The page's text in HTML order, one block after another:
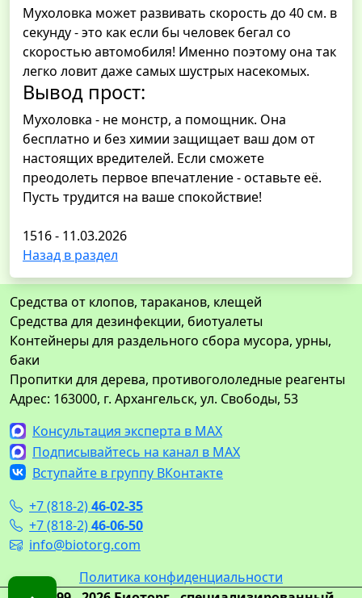
Мухоловка может развивать скорость до 40 см. в
секунду - это как если бы человек бегал со
скоростью автомобиля! Именно поэтому она так
легко ловит даже самых шустрых насекомых.
Вывод прост:
Мухоловка - не монстр, а помощник. Она
бесплатно и без химии защищает ваш дом от
настоящих вредителей. Если сможете
преодолеть первое впечатление - оставьте её.
Пусть трудится на ваше спокойствие!
1516 - 11.03.2026
Назад в раздел
Средства от клопов, тараканов, клещей
Средства для дезинфекции, биотуалеты
Контейнеры для раздельного сбора мусора, урны,
баки
Пропитки для дерева, противогололедные реагенты
Адрес: 163000, г. Архангельск, ул. Свободы, 53
Консультация эксперта в MAX
Подписывайтесь на канал в MAX
Вступайте в группу ВКонтакте
+7 (818-2)46-02-35
+7 (818-2)46-06-50
info@biotorg.com
Политика конфиденциальности